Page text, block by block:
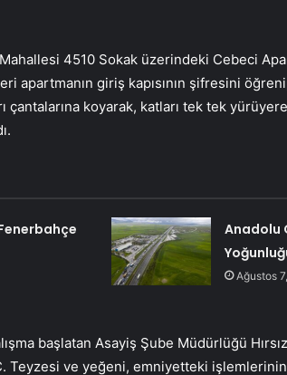
4510 Sokak üzerindeki Cebeci
apartmanın giriş kapısının şifresini
çantalarına koyarak, katları tek tek
Fenerbahçe
Anadolu
Ağustos
başlatan Asayiş Şube Müdürlüğü
Teyzesi ve yeğeni, emniyetteki